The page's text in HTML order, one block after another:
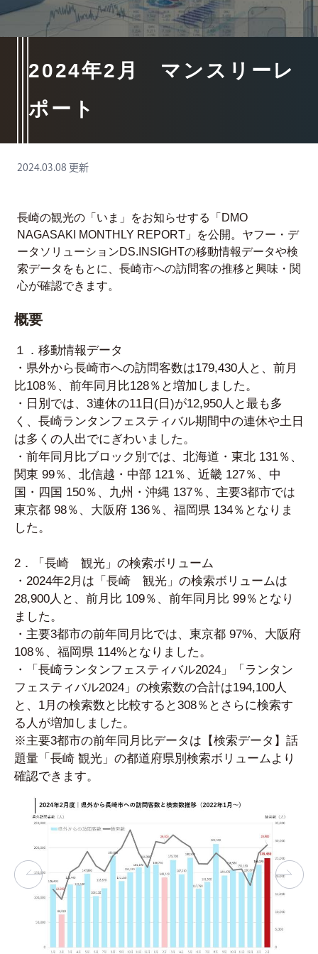
2024年2月 マンスリーレ
ポート
2024.03.08 更新
長崎の観光の「いま」をお知らせする「DMO
NAGASAKI MONTHLY REPORT」を公開。ヤフー・デ
ータソリューションDS.INSIGHTの移動情報データや検
索データをもとに、長崎市への訪問客の推移と興味・関
心が確認できます。
概要
１．移動情報データ
・県外から長崎市への訪問客数は179,430人と、前月
比108％、前年同月比128％と増加しました。
・日別では、3連休の11日(日)が12,950人と最も多
く、長崎ランタンフェスティバル期間中の連休や土日
は多くの人出でにぎわいました。
・前年同月比ブロック別では、北海道・東北 131％、
関東 99％、北信越・中部 121％、近畿 127％、中
国・四国 150％、九州・沖縄 137％、主要3都市では
東京都 98％、大阪府 136％、福岡県 134％となりま
した。
2．「長崎 観光」の検索ボリューム
・2024年2月は「長崎 観光」の検索ボリュームは
28,900人と、前月比 109％、前年同月比 99％となり
ました。
・主要3都市の前年同月比では、東京都 97%、大阪府
108％、福岡県 114%となりました。
・「長崎ランタンフェスティバル2024」「ランタン
フェスティバル2024」の検索数の合計は194,100人
と、1月の検索数と比較すると308％とさらに検索す
る人が増加しました。
※主要3都市の前年同月比データは【検索データ】話
題量「長崎 観光」の都道府県別検索ボリュームより
確認できます。